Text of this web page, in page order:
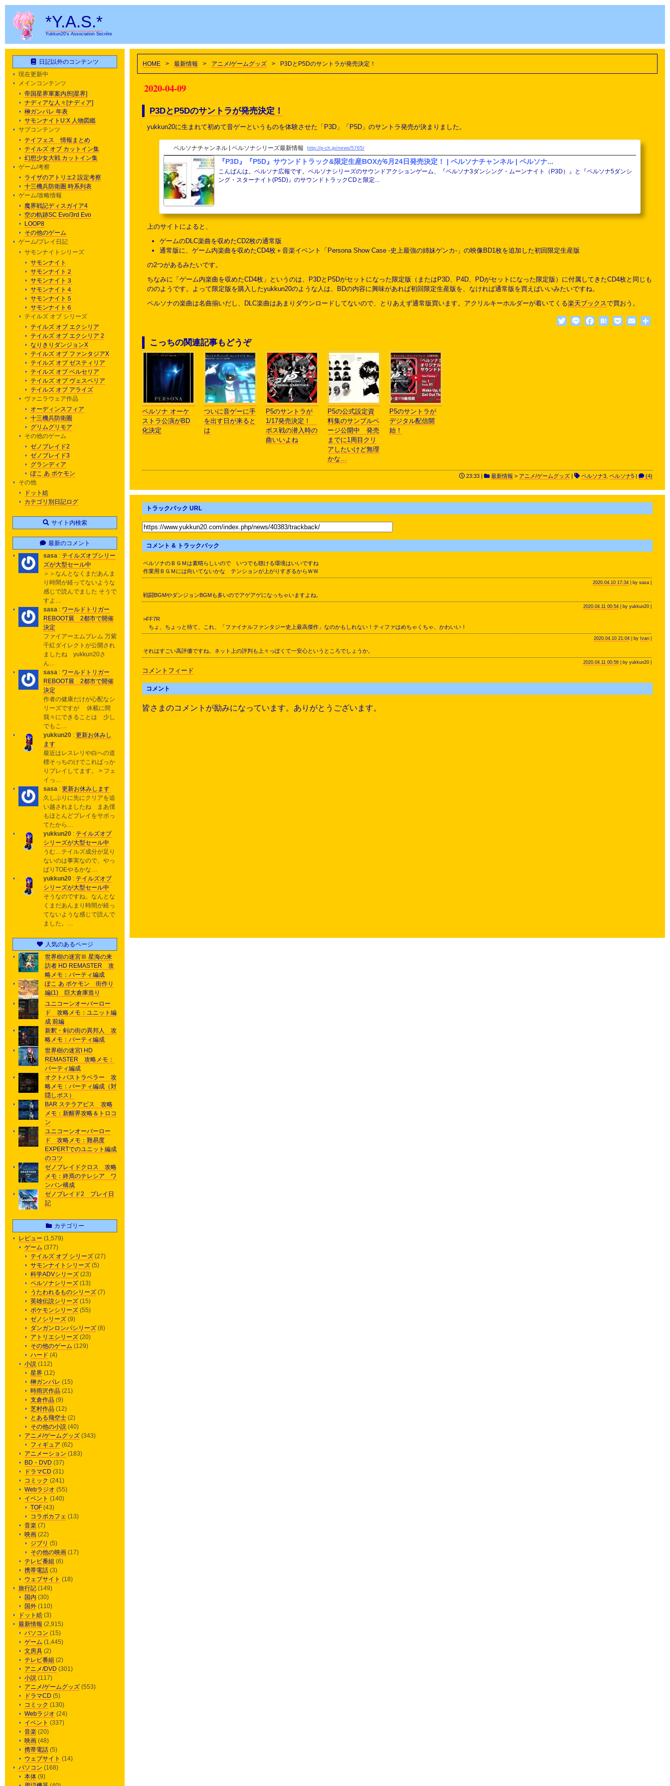
*Y.A.S.*
Yukkun20's Association Secrète
HOME > 最新情報 > アニメ/ゲームグッズ > P3DとP5Dのサントラが発売決定！
2020-04-09
P3DとP5Dのサントラが発売決定！
yukkun20に生まれて初めて音ゲーというものを体験させた「P3D」「P5D」のサントラ発売が決まりました。
ペルソナチャンネル | ペルソナシリーズ最新情報 http://p-ch.jp/news/5765/
『P3D』『P5D』サウンドトラック&限定生産BOXが6月24日発売決定！ | ペルソナチャンネル | ペルソナ...
こんばんは。ペルソナ広報です。ペルソナシリーズのサウンドアクションゲーム、『ペルソナ3ダンシング・ムーンナイト（P3D）』と『ペルソナ5ダンシ
ング・スターナイト(P5D)』のサウンドトラックCDと限定...
上のサイトによると、
ゲームのDLC楽曲を収めたCD2枚の通常版
通常版に、ゲーム内楽曲を収めたCD4枚＋音楽イベント「Persona Show Case -史上最強の姉妹ゲンカ-」の映像BD1枚を追加した初回限定生産版
の2つがあるみたいです。
ちなみに「ゲーム内楽曲を収めたCD4枚」というのは、P3DとP5Dがセットになった限定版（またはP3D、P4D、PDがセットになった限定版）に付属してきたCD4枚と同じも
ののようです。よって限定版を購入したyukkun20のような人は、BDの内容に興味があれば初回限定生産版を、なければ通常版を買えばいいみたいですね。
ペルソナの楽曲は名曲揃いだし、DLC楽曲はあまりダウンロードしてないので、とりあえず通常版買います。アクリルキーホルダーが着いてくる楽天ブックスで買おう。
TwitterLine Facebook
HatenaPocketEmail
こっちの関連記事もどうぞ
ペルソナ オーケ
ストラ公演がBD
化決定
ついに音ゲーに手
を出す日が来ると
は
P5のサントラが
1/17発売決定！
ボス戦の潜入時の
曲いいよね
P5の公式設定資
料集のサンプルペ
ージ公開中 発売
までに1周目クリ
アしたいけど無理
かな…
P5のサントラが
デジタル配信開
始！
23:33 | 最新情報 > アニメ/ゲームグッズ ペルソナ3 ペルソナ5 (4)
トラックバック URL
コメント & トラックバック
ペルソナのＢＧＭは素晴らしいので いつでも聴ける環境はいいですね
作業用ＢＧＭには向いてないかな テンションが上がりすぎるからＷＷ
2020.04.10 17:34 | by sasa |
戦闘BGMやダンジョンBGMも多いのでアゲアゲになっちゃいますよね。
2020.04.11 00:54 | by yukkun20 |
>FF7R
ちょ、ちょっと待て、これ、「ファイナルファンタジー史上最高傑作」なのかもしれない！ティファはめちゃくちゃ、かわいい！
2020.04.10 21:04 | by Ivan
それはすごい高評価ですね。ネット上の評判も上々っぽくて一安心というところでしょうか。
2020.04.11 00:56 | by yukkun20 |
コメントフィード
コメント
皆さまのコメントが励みになっています。ありがとうございます。
日記以外のコンテンツ
現在更新中
メインコンテンツ
帝国星界軍案内所[星界]
ナディアな人々[ナディア]
榊ガンパレ 年表
サモンナイトU:X 人物図鑑
サブコンテンツ
テイフェス 情報まとめ
テイルズ オブ カットイン集
幻想少女大戦 カットイン集
ゲーム/考察
ライザのアトリエ2 設定考察
十三機兵防衛圏 時系列表
ゲーム/攻略情報
魔界戦記ディスガイア4
空の軌跡SC Evo/3rd Evo
LOOP8
その他のゲーム
ゲーム/プレイ日記
サモンナイトシリーズ
サモンナイト
サモンナイト２
サモンナイト３
サモンナイト４
サモンナイト５
サモンナイト６
テイルズ オブ シリーズ
テイルズ オブ エクシリア
テイルズ オブ エクシリア 2
なりきりダンジョンX
テイルズ オブ ファンタジアX
テイルズ オブ ゼスティリア
テイルズ オブ ベルセリア
テイルズ オブ ヴェスペリア
テイルズ オブ アライズ
ヴァニラウェア作品
オーディンスフィア
十三機兵防衛圏
グリムグリモア
その他のゲーム
ゼノブレイド2
ゼノブレイド3
グランディア
ぽこ あ ポケモン
その他
ドット絵
カテゴリ別日記ログ
サイト内検索
最新のコメント
sasa : テイルズオブシリー
ズが大型セール中
＞＞なんとなくまだあんま
り時間が経ってないような
感じで読んでました そうで
すよ…
sasa : ワールドトリガー
REBOOT展 2都市で開催
決定
ファイアーエムブレム 万紫
千紅ダイレクトが公開され
ましたね yukkun20さ
ん…
sasa : ワールドトリガー
REBOOT展 2都市で開催
決定
作者の健康だけが心配なシ
リーズですが 休載に間
我々にできることは 少し
でもこ…
yukkun20 : 更新お休みし
ます
最近はレスレリや白への道
標そっちのけでこればっか
りプレイしてます。 > フェ
イっ…
sasa : 更新お休みします
久しぶりに先にクリアを追
い越されましたね まあ僕
もほとんどプレイをサボっ
てたから…
yukkun20 : テイルズオブ
シリーズが大型セール中
うむ…テイルズ成分が足り
ないのは事実なので、やっ
ぱりTOEやるかな…
yukkun20 : テイルズオブ
シリーズが大型セール中
そうなのですね。なんとな
くまだあんまり時間が経っ
てないような感じで読んで
ました。…
人気のあるページ
世界樹の迷宮Ⅲ 星海の来
訪者 HD REMASTER 攻
略メモ：パーティ編成
ぽこ あ ポケモン 街作り
編(1) 巨大倉庫造り
ユニコーンオーバーロー
ド 攻略メモ：ユニット編
成 前編
新釈・剣の街の異邦人 攻
略メモ：パーティ編成
世界樹の迷宮I HD
REMASTER 攻略メモ：
パーティ編成
オクトパストラベラー 攻
略メモ：パーティ編成（対
隠しボス）
BAR ステラアビス 攻略
メモ：新醒界攻略＆トロコ
ン
ユニコーンオーバーロー
ド 攻略メモ：難易度
EXPERTでのユニット編成
のコツ
ゼノブレイドクロス 攻略
メモ：終焉のテレシア ワ
ンパン構成
ゼノブレイド2 プレイ日
記
カテゴリー
レビュー (1,579)
ゲーム (377)
テイルズ オブ シリーズ (27)
サモンナイトシリーズ (5)
科学ADVシリーズ (23)
ペルソナシリーズ (13)
うたわれるものシリーズ (7)
英雄伝説シリーズ (15)
ポケモンシリーズ (55)
ゼノシリーズ (9)
ダンガンロンパシリーズ (8)
アトリエシリーズ (20)
その他のゲーム (129)
ハード (4)
小説 (112)
星界 (12)
榊ガンパレ (15)
時雨沢作品 (21)
支倉作品 (9)
芝村作品 (12)
とある飛空士 (2)
その他の小説 (40)
アニメ/ゲームグッズ (343)
フィギュア (62)
アニメーション (183)
BD・DVD (37)
ドラマCD (31)
コミック (241)
Webラジオ (55)
イベント (140)
TOF (43)
コラボカフェ (13)
音楽 (7)
映画 (22)
ジブリ (5)
その他の映画 (17)
テレビ番組 (6)
携帯電話 (3)
ウェブサイト (18)
旅行記 (149)
国内 (30)
国外 (110)
ドット絵 (3)
最新情報 (2,915)
パソコン (15)
ゲーム (1,445)
文房具 (2)
テレビ番組 (2)
アニメ/DVD (301)
小説 (117)
アニメ/ゲームグッズ (553)
ドラマCD (5)
コミック (130)
Webラジオ (24)
イベント (337)
音楽 (20)
映画 (48)
携帯電話 (5)
ウェブサイト (14)
パソコン (168)
本体 (9)